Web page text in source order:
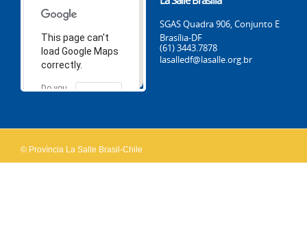
This page can't
load Google Maps
correctly.
Do you
OK
SGAS Quadra 906, Conjunto E
Brasília-DF
(61) 3443.7878
lasalledf@lasalle.org.br
© Província La Salle Brasil-Chile